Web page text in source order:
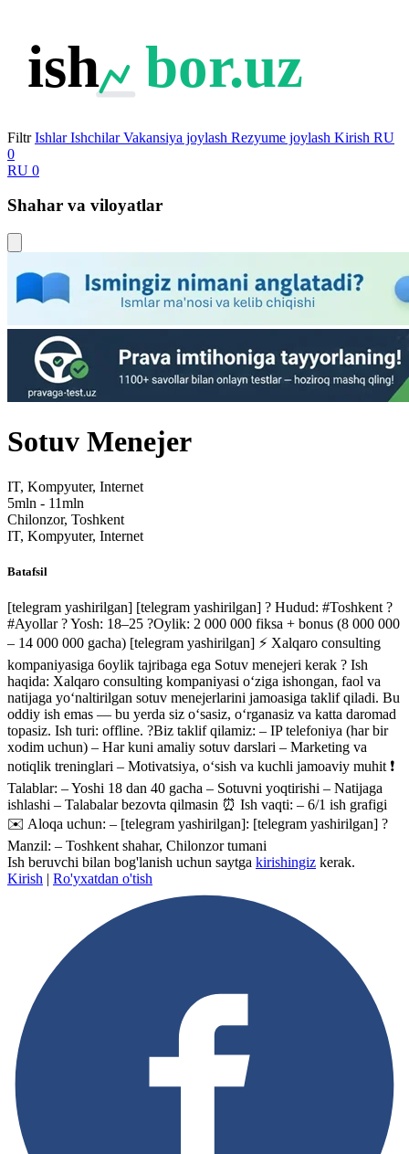
ish bor.uz
Filtr Ishlar Ishchilar Vakansiya joylash Rezyume joylash Kirish RU
0
RU 0
Shahar va viloyatlar
Sotuv Menejer
IT, Kompyuter, Internet
5mln - 11mln
Chilonzor, Toshkent
IT, Kompyuter, Internet
Batafsil
[telegram yashirilgan] [telegram yashirilgan] ? Hudud: #Toshkent ?
#Ayollar ? Yosh: 18–25 ?Oylik: 2 000 000 fiksa + bonus (8 000 000
– 14 000 000 gacha) [telegram yashirilgan] ⚡️ Xalqaro consulting
kompaniyasiga 6oylik tajribaga ega Sotuv menejeri kerak ? Ish
haqida: Xalqaro consulting kompaniyasi o‘ziga ishongan, faol va
natijaga yo‘naltirilgan sotuv menejerlarini jamoasiga taklif qiladi. Bu
oddiy ish emas — bu yerda siz o‘sasiz, o‘rganasiz va katta daromad
topasiz. Ish turi: offline. ?Biz taklif qilamiz: – IP telefoniya (har bir
xodim uchun) – Har kuni amaliy sotuv darslari – Marketing va
notiqlik treninglari – Motivatsiya, o‘sish va kuchli jamoaviy muhit ❗️
Talablar: – Yoshi 18 dan 40 gacha – Sotuvni yoqtirishi – Natijaga
ishlashi – Talabalar bezovta qilmasin ⏰ Ish vaqti: – 6/1 ish grafigi
✉️ Aloqa uchun: – [telegram yashirilgan]: [telegram yashirilgan] ?
Manzil: – Toshkent shahar, Chilonzor tumani
Ish beruvchi bilan bog'lanish uchun saytga kirishingiz kerak.
Kirish | Ro'yxatdan o'tish